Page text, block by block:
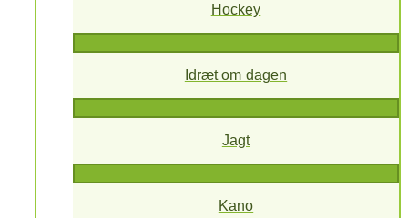
Hockey
Idræt om dagen
Jagt
Kano